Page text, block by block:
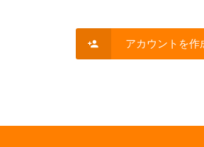
アカウントを作